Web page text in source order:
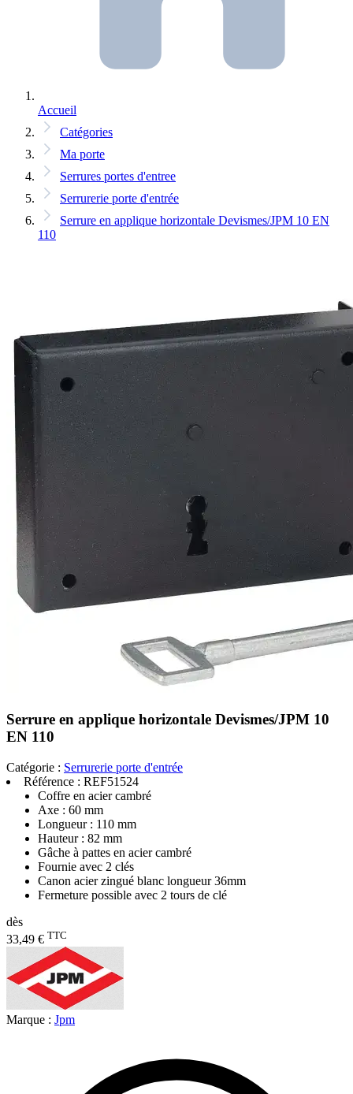
Accueil
Catégories
Ma porte
Serrures portes d'entree
Serrurerie porte d'entrée
Serrure en applique horizontale Devismes/JPM 10 EN
110
Serrure en applique horizontale Devismes/JPM 10
EN 110
Catégorie : Serrurerie porte d'entrée
Référence : REF51524
Coffre en acier cambré
Axe : 60 mm
Longueur : 110 mm
Hauteur : 82 mm
Gâche à pattes en acier cambré
Fournie avec 2 clés
Canon acier zingué blanc longueur 36mm
Fermeture possible avec 2 tours de clé
dès
33,49 € TTC
Marque : Jpm